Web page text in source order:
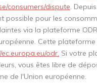
consumers/dispute.
possible pour les
via la plateforme
Cette plateforme
odr. Si votre
vous êtes libre de
de l'Union européenne.